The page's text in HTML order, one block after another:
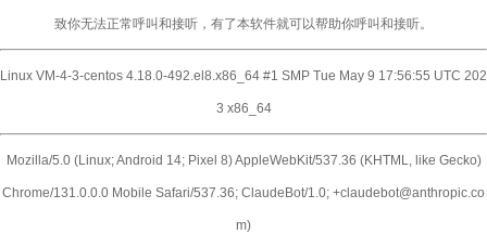
致你无法正常呼叫和接听，有了本软件就可以帮助你呼叫和接听。
Linux VM-4-3-centos 4.18.0-492.el8.x86_64 #1 SMP Tue May 9 17:56:55 UTC 202
3 x86_64
Mozilla/5.0 (Linux; Android 14; Pixel 8) AppleWebKit/537.36 (KHTML, like Gecko)
Chrome/131.0.0.0 Mobile Safari/537.36; ClaudeBot/1.0; +claudebot@anthropic.co
m)